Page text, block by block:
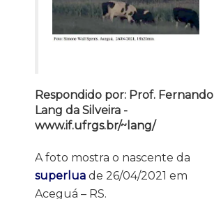
Respondido por: Prof. Fernando
Lang da Silveira -
www.if.ufrgs.br/~lang/
A foto mostra o nascente da
superlua de 26/04/2021 em
Aceguá – RS.